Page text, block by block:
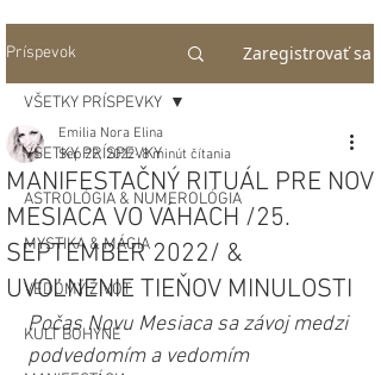
Príspevok Zaregistrovať sa
VŠETKY PRÍSPEVKY
ASTROLÓGIA & NUMEROLÓGIA
MYSTIKA & MÁGIA
VEDOMÝ ŽIVOT
KULT BOHYNE
VŠETKY PRÍSPEVKY
MANIFESTAČNÝ RITUÁL PRE NOV
MESIACA VO VÁHACH /25.
SEPTEMBER 2022/ &
UVOĽNENIE TIEŇOV MINULOSTI
Emilia Nora Elina
Sep 22, 2022 8 minút čítania
Počas Novu Mesiaca sa závoj medzi
podvedomím a vedomím